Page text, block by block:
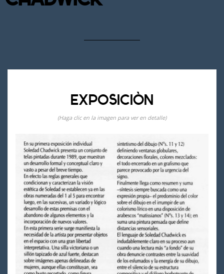
EXPOSICIÓN
(Haga clic en la imagen para ver en detalle)